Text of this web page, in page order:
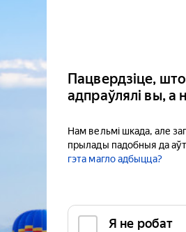
Пацвердзіце,
адпраўлялі вы, а
Нам вельмі шкада, але
прылады падобныя да
гэта магло адбыцца?
Я не робат